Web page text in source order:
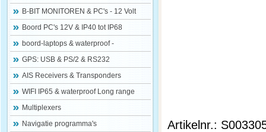
B-BIT MONITOREN & PC's - 12 Volt
Boord PC's 12V & IP40 tot IP68
boord-laptops & waterproof -
GPS: USB & PS/2 & RS232
AIS Receivers & Transponders
WIFI IP65 & waterproof Long range
Multiplexers
Navigatie programma's
Artikelnr.: